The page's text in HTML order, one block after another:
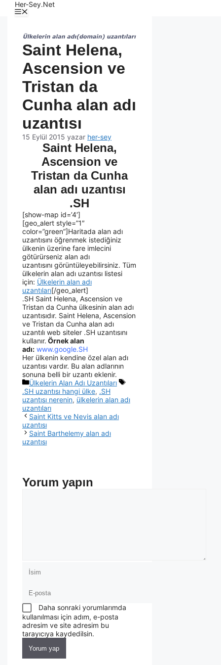
Her-Sey.Net
Saint Helena,
Ascension ve
Tristan da
Cunha alan adı
uzantısı
15 Eylül 2015 yazar her-sey
Saint Helena,
Ascension ve
Tristan da Cunha
alan adı uzantısı
.SH
[show-map id=’4′]
[geo_alert style=”1″
color=”green”]Haritada alan adı
uzantısını öğrenmek istediğiniz
ülkenin üzerine fare imlecini
götürürseniz alan adı
uzantısını görüntüleyebilirsiniz. Tüm
ülkelerin alan adı uzantısı listesi
için: Ülkelerin alan adı
uzantıları[/geo_alert]
.SH Saint Helena, Ascension ve
Tristan da Cunha ülkesinin alan adı
uzantısıdır. Saint Helena, Ascension
ve Tristan da Cunha alan adı
uzantılı web siteler .SH uzantısını
kullanır. Örnek alan
adı: www.google.SH
Her ülkenin kendine özel alan adı
uzantısı vardır. Bu alan adlarının
sonuna belli bir uzantı eklenir.
Ülkelerin Alan Adı Uzantıları
.SH uzantısı hangi ülke, .SH
uzantısı nerenin, ülkelerin alan adı
uzantıları
Saint Kitts ve Nevis alan adı
uzantısı
Saint Barthelemy alan adı
uzantısı
Yorum yapın
Daha sonraki yorumlarımda
kullanılması için adım, e-posta
adresim ve site adresim bu
tarayıcıya kaydedilsin.